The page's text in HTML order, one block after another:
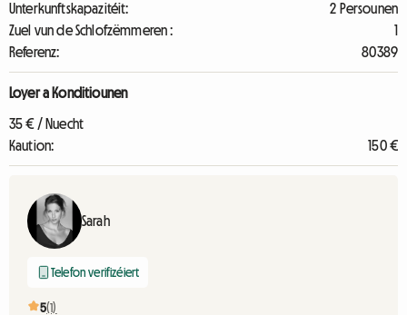
Unterkunftskapazitéit:
2 Persounen
Zuel vun de Schlofzëmmeren :
1
Referenz:
80389
Loyer a Konditiounen
35 € / Nuecht
Kaution:
150 €
Sarah
Telefon verifizéiert
5(1)